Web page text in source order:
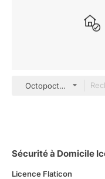
Octopocto Mixed
Sécurité à Domicile
Licence Flaticon